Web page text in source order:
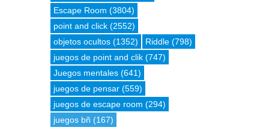
Escape Room (3804)
point and click (2552)
objetos ocultos (1352) Riddle (798)
juegos de point and clik (747)
Juegos mentales (641)
juegos de pensar (559)
juegos de escape room (294)
juegos bñ (167)